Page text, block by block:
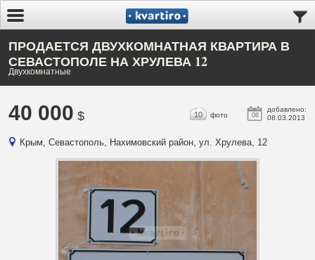
ПРОДАЕТСЯ ДВУХКОМНАТНАЯ КВАРТИРА В
СЕВАСТОПОЛЕ НА ХРУЛЕВА 12
Двухкомнатные
40 000 $ 08
добавлено:
08.03.2013
10 фото
Крым, Севастополь, Нахимовский район, ул. Хрулева, 12